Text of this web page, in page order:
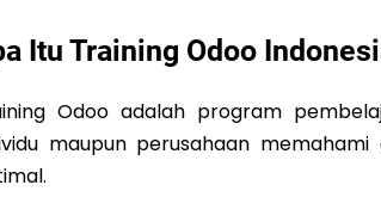
Itu Training Odoo
Odoo adalah program
maupun perusahaan